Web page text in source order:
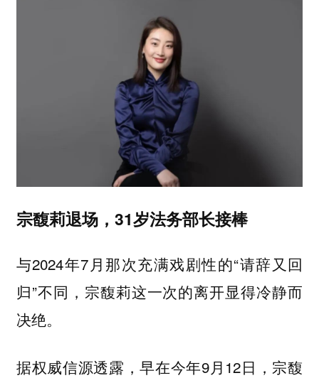
宗馥莉退场，31岁法务部长接棒
与2024年7月那次充满戏剧性的“请辞又回
归”不同，宗馥莉这一次的离开显得冷静而
决绝。
据权威信源透露，早在今年9月12日，宗馥